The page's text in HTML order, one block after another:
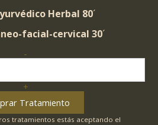
Herbal 80´
facial-cervical 30´
-
+
Tratamiento
tratamientos estás aceptando el